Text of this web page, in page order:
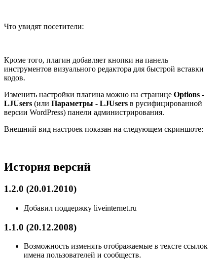
Что увидят посетители:
Кроме того, плагин добавляет кнопки на панель
инструментов визуального редактора для быстрой вставки
кодов.
Изменить настройки плагина можно на странице Options -
LJUsers (или Параметры - LJUsers в русифицированной
версии WordPress) панели администрирования.
Внешний вид настроек показан на следующем скриншоте:
История версий
1.2.0 (20.01.2010)
Добавил поддержку liveinternet.ru
1.1.0 (20.12.2008)
Возможность изменять отображаемые в тексте ссылок
имена пользователей и сообществ.